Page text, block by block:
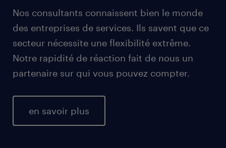
Nos consultants connaissent bien le monde
des entreprises de services. Ils savent que ce
secteur nécessite une flexibilité extrême.
Notre rapidité de réaction fait de nous un
partenaire sur qui vous pouvez compter.
en savoir plus